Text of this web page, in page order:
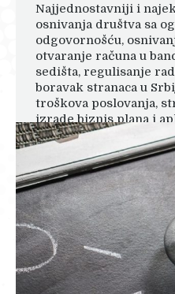
Najjednostavniji i
osnivanja društva sa
odgovornošću,
otvaranje računa u
sedišta, regulisanje
boravak stranaca u
troškova poslovanja,
izrade biznis plana i
pomoć i subvencije.